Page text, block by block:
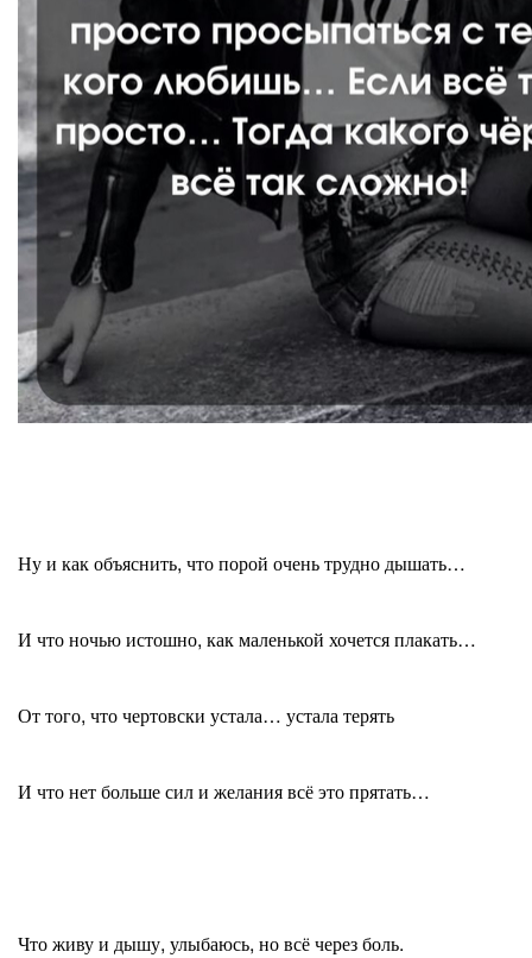
Ну и как объяснить, что порой очень трудно дышать…
И что ночью истошно, как маленькой хочется плакать…
От того, что чертовски устала… устала терять
И что нет больше сил и желания всё это прятать…
Что живу и дышу, улыбаюсь, но всё через боль.